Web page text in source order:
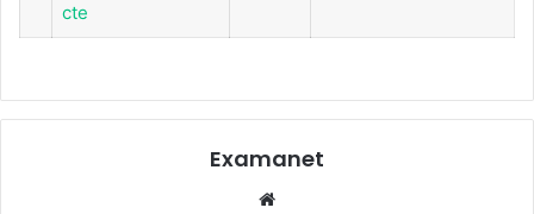
cte
Examanet